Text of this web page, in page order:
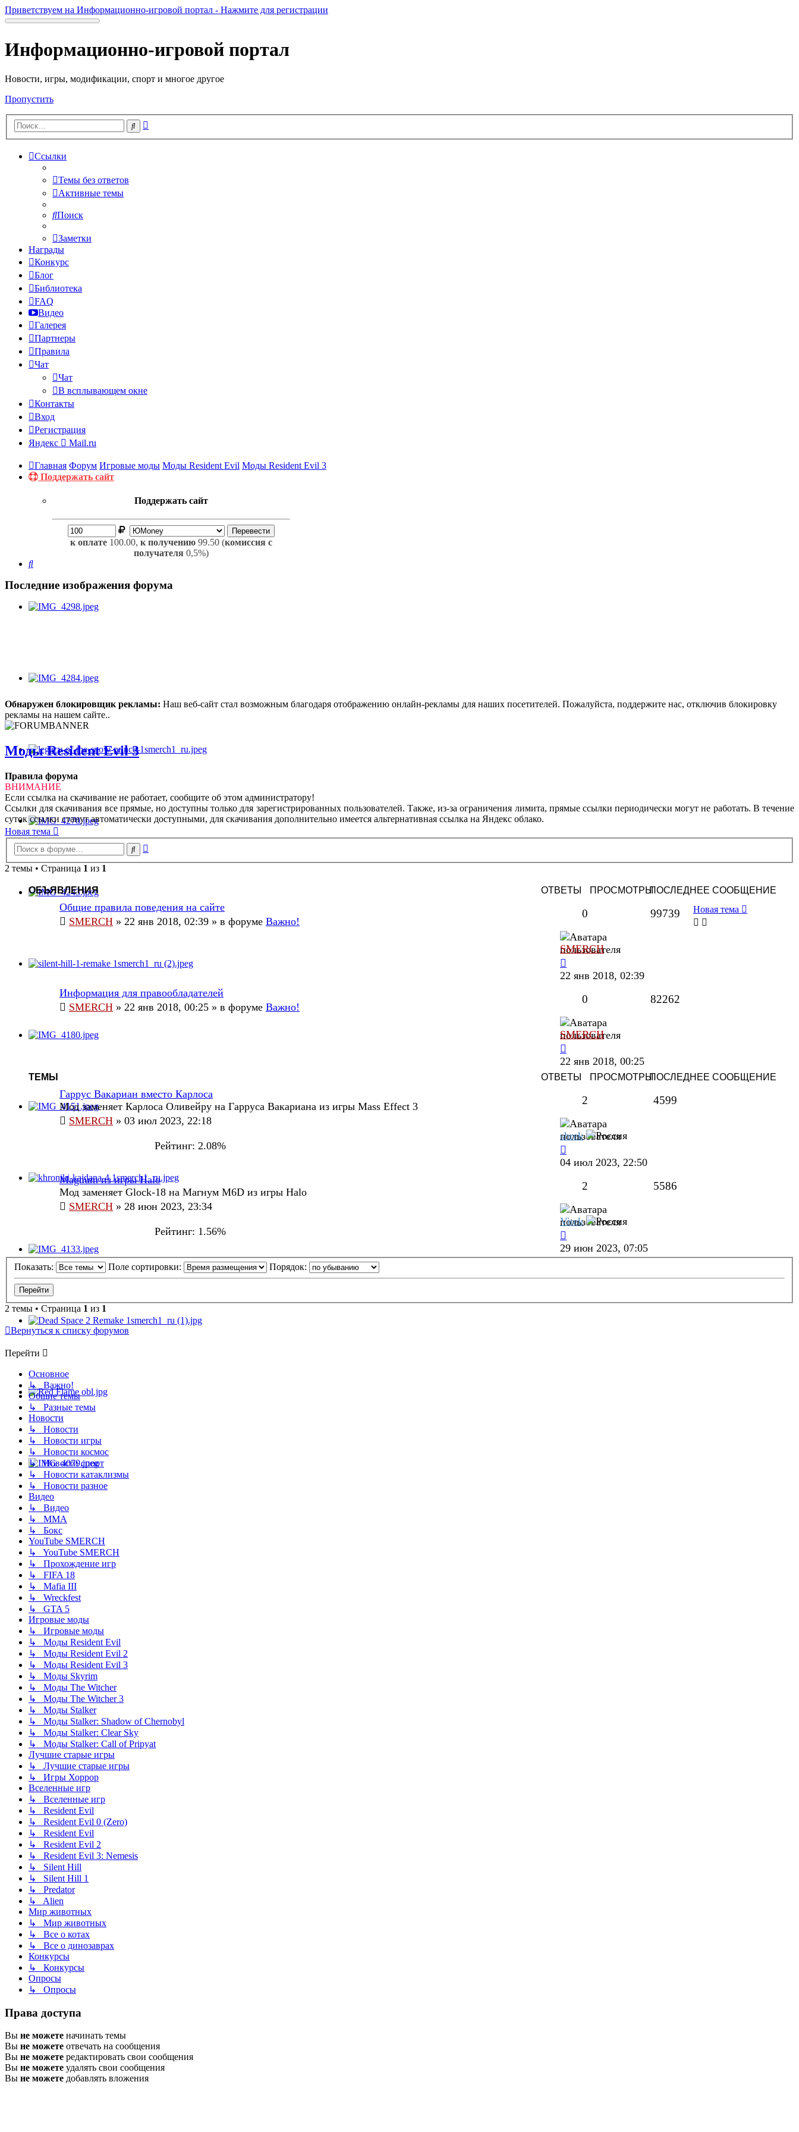
Приветствуем на Информационно-игровой портал - Нажмите для регистрации
Информационно-игровой портал
Новости, игры, модификации, спорт и многое другое
Пропустить
Поиск
Ссылки
Темы без ответов
Активные темы
Поиск
Заметки
Награды
Конкурс
Блог
Библиотека
FAQ
Видео
Галерея
Партнеры
Правила
Чат
Чат
В всплывающем окне
Контакты
Вход
Регистрация
Яндекс
Mail.ru
Главная Форум Игровые моды Моды Resident Evil Моды Resident Evil 3
Поддержать сайт
Поддержать сайт
к оплате 100.00, к получению 99.50 (комиссия с
получателя 0,5%)
Поиск
Последние изображения форума
Обнаружен блокировщик рекламы: Наш веб-сайт стал возможным благодаря отображению онлайн-рекламы для наших посетителей. Пожалуйста, поддержите нас, отключив блокировку
рекламы на нашем сайте..
Моды Resident Evil 3
Правила форума
ВНИМАНИЕ
Если ссылка на скачивание не работает, сообщите об этом администратору!
Ссылки для скачивания все прямые, но доступны только для зарегистрированных пользователей. Также, из-за ограничения лимита, прямые ссылки периодически могут не работать. В течение
суток ссылки станут автоматически доступными, для скачивания дополнительно имеется альтернативная ссылка на Яндекс облако.
Новая тема
Поиск
2 темы • Страница 1 из 1
ОБЪЯВЛЕНИЯ ОТВЕТЫ ПРОСМОТРЫПОСЛЕДНЕЕ СООБЩЕНИЕ
Общие правила поведения на сайте
SMERCH » 22 янв 2018, 02:39 » в форуме Важно!
0 99739
SMERCH
22 янв 2018, 02:39
Информация для правообладателей
SMERCH » 22 янв 2018, 00:25 » в форуме Важно!
0 82262
SMERCH
22 янв 2018, 00:25
ТЕМЫ ОТВЕТЫ ПРОСМОТРЫПОСЛЕДНЕЕ СООБЩЕНИЕ
Гаррус Вакариан вместо Карлоса
Мод заменяет Карлоса Оливейру на Гарруса Вакариана из игры Mass Effect 3
SMERCH » 03 июл 2023, 22:18
Рейтинг: 2.08%
2 4599
shrek
04 июл 2023, 22:50
Magnum из игры Halo
Мод заменяет Glock-18 на Магнум M6D из игры Halo
SMERCH » 28 июн 2023, 23:34
Рейтинг: 1.56%
2 5586
Vitek
29 июн 2023, 07:05
Новая тема
Показать: Поле сортировки: Порядок:
2 темы • Страница 1 из 1
Вернуться к списку форумов
Перейти
Основное
↳ Важно!
Общие темы
↳ Разные темы
Новости
↳ Новости
↳ Новости игры
↳ Новости космос
↳ Новости спорт
↳ Новости катаклизмы
↳ Новости разное
Видео
↳ Видео
↳ ММА
↳ Бокс
YouTube SMERCH
↳ YouTube SMERCH
↳ Прохождение игр
↳ FIFA 18
↳ Mafia III
↳ Wreckfest
↳ GTA 5
Игровые моды
↳ Игровые моды
↳ Моды Resident Evil
↳ Моды Resident Evil 2
↳ Моды Resident Evil 3
↳ Моды Skyrim
↳ Моды The Witcher
↳ Моды The Witcher 3
↳ Моды Stalker
↳ Моды Stalker: Shadow of Chernobyl
↳ Моды Stalker: Clear Sky
↳ Моды Stalker: Call of Pripyat
Лучшие старые игры
↳ Лучшие старые игры
↳ Игры Хоррор
Вселенные игр
↳ Вселенные игр
↳ Resident Evil
↳ Resident Evil 0 (Zero)
↳ Resident Evil
↳ Resident Evil 2
↳ Resident Evil 3: Nemesis
↳ Silent Hill
↳ Silent Hill 1
↳ Predator
↳ Alien
Мир животных
↳ Мир животных
↳ Все о котах
↳ Все о динозаврах
Конкурсы
↳ Конкурсы
Опросы
↳ Опросы
Права доступа
Вы не можете начинать темы
Вы не можете отвечать на сообщения
Вы не можете редактировать свои сообщения
Вы не можете удалять свои сообщения
Вы не можете добавлять вложения